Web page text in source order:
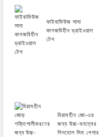
ফাইবাফিউজ সাদা
কাগজবিহীন ড্রাইওয়াল
টেপ
বিরামহীন জো-এর
জন্য উচ্চ-ঘনত্বের
পিনহোল সিম পেপার